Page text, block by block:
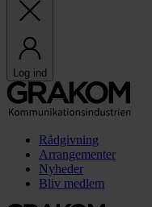
Log ind
Rådgivning
Arrangementer
Nyheder
Bliv medlem